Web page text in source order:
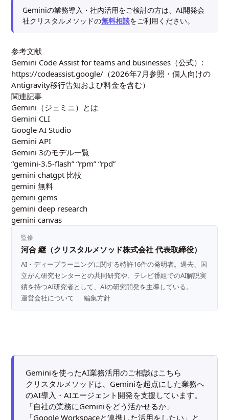
Geminiの業務導入・社内活用をご検討の方は、AI開発会
社クリスタルメソッドの無料相談をご利用ください。
参考文献
Gemini Code Assist for teams and businesses（公式）:
https://codeassist.google/（2026年7月参照・個人向けの
Antigravity移行告知および料金を含む）
関連記事
Gemini（ジェミニ）とは
Gemini CLI
Google AI Studio
Gemini API
Gemini 3のモデル一覧
“gemini-3.5-flash” “rpm” “rpd”
gemini chatgpt 比較
gemini 無料
gemini gems
gemini deep research
gemini canvas
監修
河合 継（クリスタルメソッド株式会社 代表取締役）
AI・ディープラーニングに関する特許16件の発明者。過去、国
立がん研究センターとの共同研究や、テレビ番組でのAI解説実
績を持つAI研究者として、AIの研究開発を主導している。
運営会社について ｜編集方針
Geminiを使ったAI業務活用のご相談はこちら
クリスタルメソッドは、Geminiを起点にした業務へ
のAI導入・AIエージェント開発を支援しています。
「自社の業務にGeminiをどう活かせるか」
「Google Workspaceと連携した活用をしたい」と